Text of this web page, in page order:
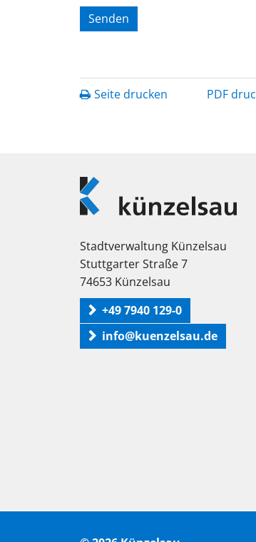
Seite drucken PDF
Logo
Künzelsau
Stadtverwaltung Künzelsau
Stuttgarter Straße 7
74653 Künzelsau
+49 7940 129-0
info@kuenzelsau.de